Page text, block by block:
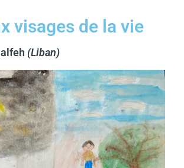
visages de la vie
(Liban)